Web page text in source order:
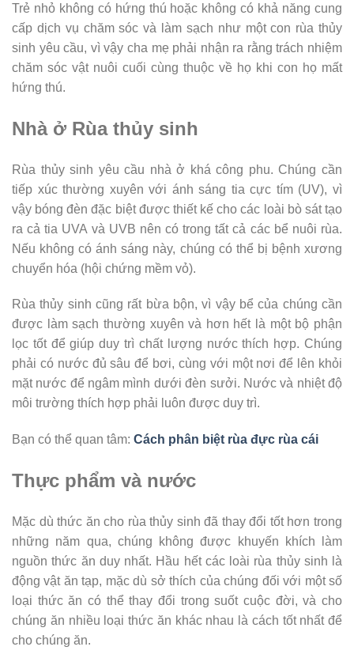
Trẻ nhỏ không có hứng thú hoặc không có khả năng cung
cấp dịch vụ chăm sóc và làm sạch như một con rùa thủy
sinh yêu cầu, vì vậy cha mẹ phải nhận ra rằng trách nhiệm
chăm sóc vật nuôi cuối cùng thuộc về họ khi con họ mất
hứng thú.
Nhà ở Rùa thủy sinh
Rùa thủy sinh yêu cầu nhà ở khá công phu. Chúng cần
tiếp xúc thường xuyên với ánh sáng tia cực tím (UV), vì
vậy bóng đèn đặc biệt được thiết kế cho các loài bò sát tạo
ra cả tia UVA và UVB nên có trong tất cả các bể nuôi rùa.
Nếu không có ánh sáng này, chúng có thể bị bệnh xương
chuyển hóa (hội chứng mềm vỏ).
Rùa thủy sinh cũng rất bừa bộn, vì vậy bể của chúng cần
được làm sạch thường xuyên và hơn hết là một bộ phận
lọc tốt để giúp duy trì chất lượng nước thích hợp. Chúng
phải có nước đủ sâu để bơi, cùng với một nơi để lên khỏi
mặt nước để ngâm mình dưới đèn sưởi. Nước và nhiệt độ
môi trường thích hợp phải luôn được duy trì.
Bạn có thể quan tâm: Cách phân biệt rùa đực rùa cái
Thực phẩm và nước
Mặc dù thức ăn cho rùa thủy sinh đã thay đổi tốt hơn trong
những năm qua, chúng không được khuyến khích làm
nguồn thức ăn duy nhất. Hầu hết các loài rùa thủy sinh là
động vật ăn tạp, mặc dù sở thích của chúng đối với một số
loại thức ăn có thể thay đổi trong suốt cuộc đời, và cho
chúng ăn nhiều loại thức ăn khác nhau là cách tốt nhất để
cho chúng ăn.